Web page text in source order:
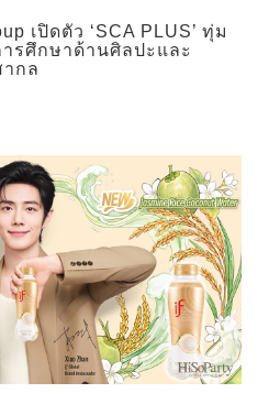
เปิดตัว ‘SCA PLUS’ ทุ่ม
รศึกษาด้านศิลปะและ
ากล